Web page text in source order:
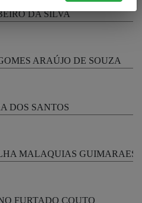
DA SILVA
ARAÚJO DE SOUZA
DOS SANTOS
MALAQUIAS GUIMARAES
FURTADO COUTO